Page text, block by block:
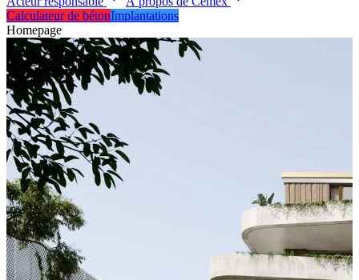
Calculateur de bétonImplantations
Homepage